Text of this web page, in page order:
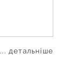
... детальніше